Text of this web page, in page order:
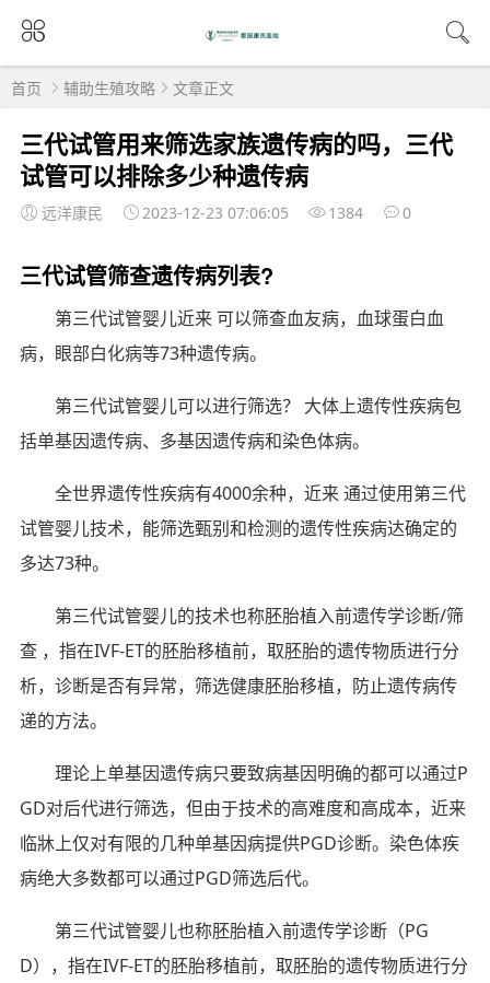
首页 辅助生殖攻略 文章正文
三代试管用来筛选家族遗传病的吗，三代
试管可以排除多少种遗传病
远洋康民 2023-12-23 07:06:05 1384 0
三代试管筛查遗传病列表?
第三代试管婴儿近来 可以筛查血友病，血球蛋白血
病，眼部白化病等73种遗传病。
第三代试管婴儿可以进行筛选？ 大体上遗传性疾病包
括单基因遗传病、多基因遗传病和染色体病。
全世界遗传性疾病有4000余种，近来 通过使用第三代
试管婴儿技术，能筛选甄别和检测的遗传性疾病达确定的
多达73种。
第三代试管婴儿的技术也称胚胎植入前遗传学诊断/筛
查 ，指在IVF-ET的胚胎移植前，取胚胎的遗传物质进行分
析，诊断是否有异常，筛选健康胚胎移植，防止遗传病传
递的方法。
理论上单基因遗传病只要致病基因明确的都可以通过P
GD对后代进行筛选，但由于技术的高难度和高成本，近来
临牀上仅对有限的几种单基因病提供PGD诊断。染色体疾
病绝大多数都可以通过PGD筛选后代。
第三代试管婴儿也称胚胎植入前遗传学诊断（PG
D），指在IVF-ET的胚胎移植前，取胚胎的遗传物质进行分